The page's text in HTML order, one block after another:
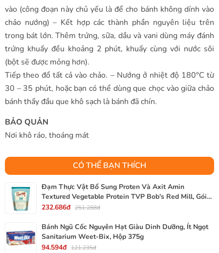
vào (công đoạn này chủ yếu là để cho bánh không dính vào
chảo nướng) – Kết hợp các thành phần nguyên liệu trên
trong bát lớn. Thêm trứng, sữa, dầu và vani dùng máy đánh
trứng khuấy đều khoảng 2 phút, khuấy cùng với nước sôi
(bột sẽ được mỏng hơn).
Tiếp theo đổ tất cả vào chảo. – Nướng ở nhiệt độ 180°C từ
30 – 35 phút, hoặc bạn có thể dùng que chọc vào giữa chảo
bánh thấy đầu que khô sạch là bánh đã chín.
BẢO QUẢN
Nơi khô ráo, thoáng mát
CÓ THỂ BẠN THÍCH
Đạm Thực Vật Bổ Sung Proten Và Axit Amin
Textured Vegetable Protein TVP Bob's Red Mill, Gói
340g, 12 Oz.
232.686đ 251.288đ
Bánh Ngũ Cốc Nguyên Hạt Giàu Dinh Dưỡng, Ít Ngọt
Sanitarium Weet-Bix, Hộp 375g
94.594đ 121.235đ